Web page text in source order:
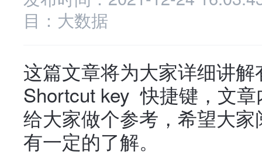
目： 大数据
这篇文章将为大家详细讲
Shortcut key 快捷键，文
给大家做个参考，希望大
有一定的了解。